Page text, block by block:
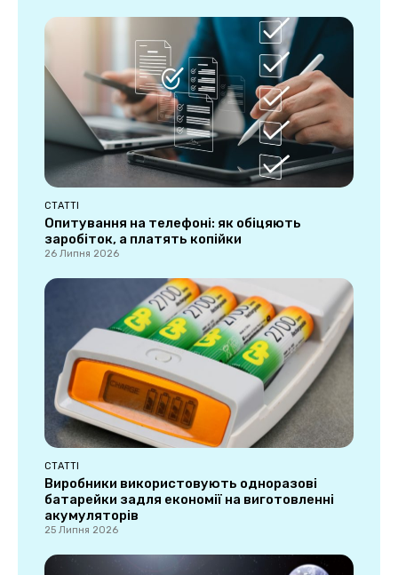
СТАТТІ
Опитування на телефоні: як обіцяють
заробіток, а платять копійки
26 Липня 2026
СТАТТІ
Виробники використовують одноразові
батарейки задля економії на виготовленні
акумуляторів
25 Липня 2026